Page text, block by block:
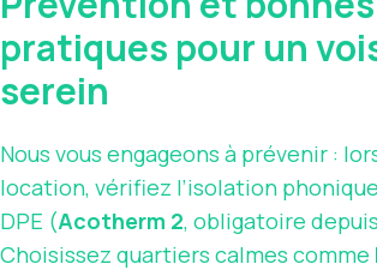
pratiques pour un
serein
Nous vous engageons à prévenir :
location, vérifiez l’isolation
DPE (Acotherm 2, obligatoire
Choisissez quartiers calmes comme